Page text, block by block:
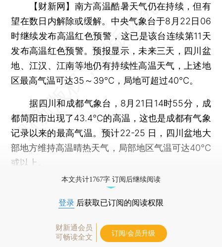
【财新网】 南方高温酷暑天气仍在持续，但有
望在数日内解除或缓解。中央气象台于8月22日06
时继续发布高温红色预警，这已是该台连续第11天
发布高温红色预警。预报显示，未来三天，四川盆
地、江汉、江南等地仍有持续性高温天气，上述地
区最高气温可达35～39℃，局地可超过40℃。
据四川和成都气象台，8月21日14时55分，成
都简阳市出现了43.4℃的高温，这也是成都有气象
记录以来的最高气温。预计22-25 日，四川盆地大
部地方维持高温晴热天气，局部地区气温可达40℃
或以上。
本文共计1767字 订阅后继续阅读
登录 后获取已订阅的阅读权限
财新通会员
可畅读全文
订阅/会员升级